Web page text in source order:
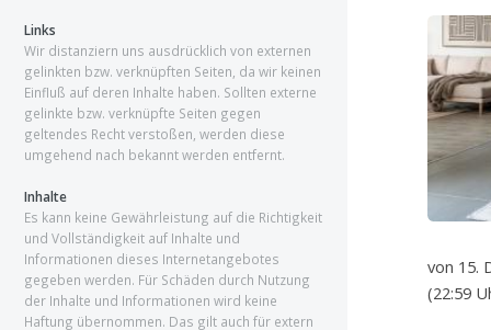
von 15.
(22:59
Links
Wir distanziern uns ausdrücklich von externen
gelinkten bzw. verknüpften Seiten, da wir keinen
Einfluß auf deren Inhalte haben. Sollten externe
gelinkte bzw. verknüpfte Seiten gegen
geltendes Recht verstoßen, werden diese
umgehend nach bekannt werden entfernt.
Inhalte
Es kann keine Gewährleistung auf die Richtigkeit
und Vollständigkeit auf Inhalte und
Informationen dieses Internetangebotes
gegeben werden. Für Schäden durch Nutzung
der Inhalte und Informationen wird keine
Haftung übernommen. Das gilt auch für extern